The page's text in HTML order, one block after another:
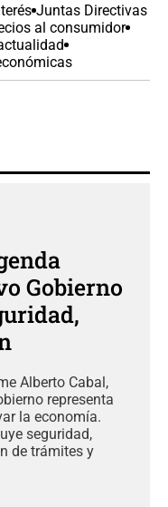
Juntas Directivas
al consumidor
Gobierno
Alberto Cabal,
representa
la economía.
seguridad,
de trámites y